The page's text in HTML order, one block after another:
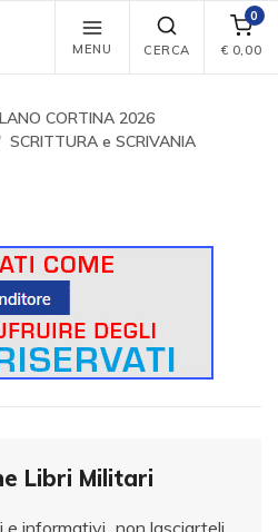
MENU CERCA
0
€ 0,00
CORTINA 2026
SCRITTURA e SCRIVANIA
Libri Militari